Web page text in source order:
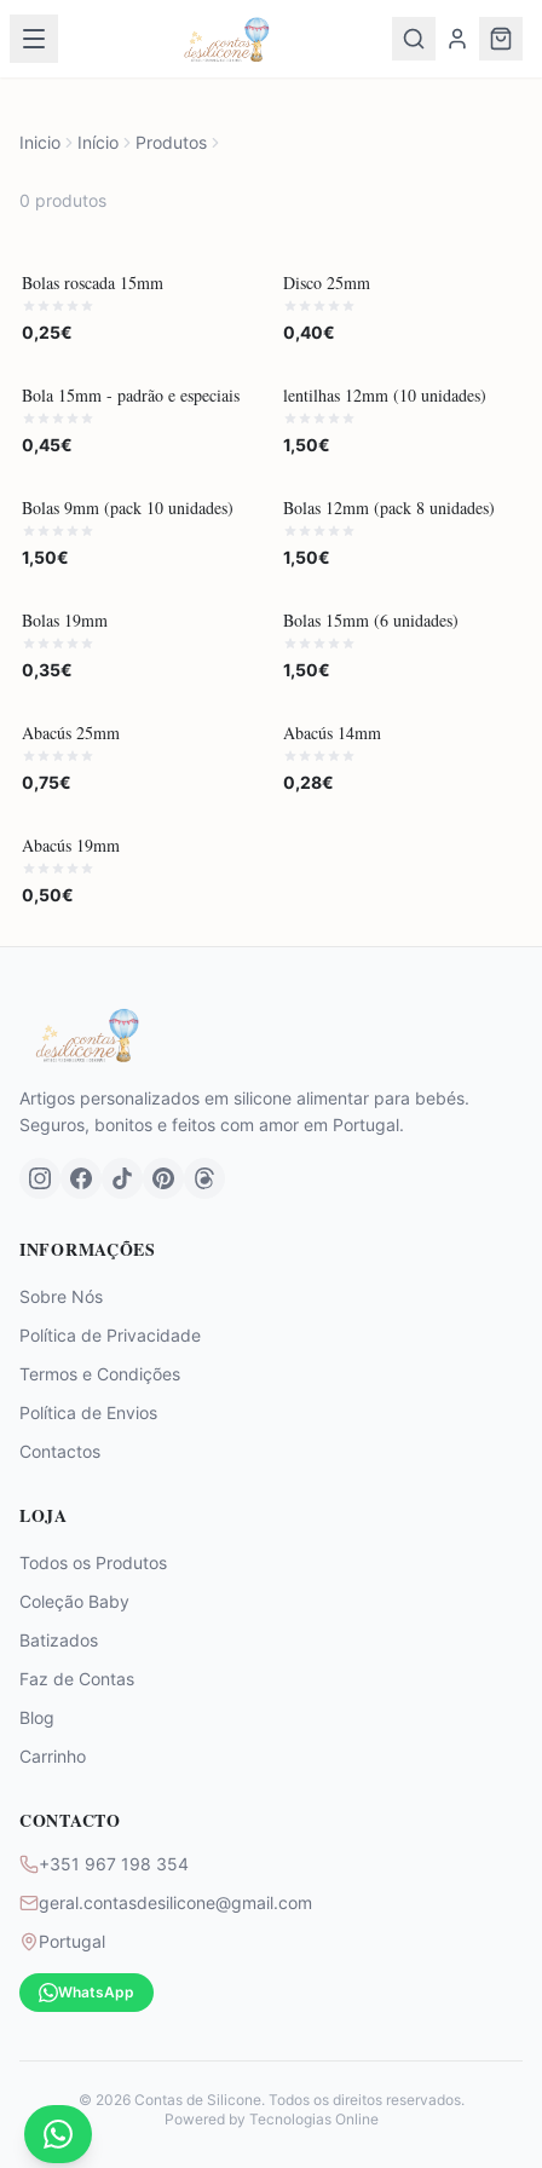
Inicio Início Produtos
0 produtos
Bolas roscada 15mm
0,25€
Disco 25mm
0,40€
Bola 15mm - padrão e especiais
0,45€
lentilhas 12mm (10 unidades)
1,50€
Bolas 9mm (pack 10 unidades)
1,50€
Bolas 12mm (pack 8 unidades)
1,50€
Bolas 19mm
0,35€
Bolas 15mm (6 unidades)
1,50€
Abacús 25mm
0,75€
Abacús 14mm
0,28€
Abacús 19mm
0,50€
Artigos personalizados em silicone alimentar para bebés.
Seguros, bonitos e feitos com amor em Portugal.
INFORMAÇÕES
Sobre Nós
Política de Privacidade
Termos e Condições
Política de Envios
Contactos
LOJA
Todos os Produtos
Coleção Baby
Batizados
Faz de Contas
Blog
Carrinho
CONTACTO
+351 967 198 354
geral.contasdesilicone@gmail.com
Portugal
WhatsApp
© 2026Contas de Silicone. Todos os direitos reservados.
Powered by Tecnologias Online